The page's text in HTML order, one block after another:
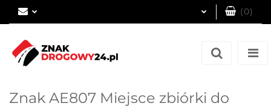
(0)
Znak AE807 Miejsce zbiórki do